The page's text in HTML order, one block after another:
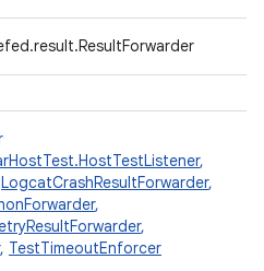
,
LogcatCrashResultForwarder,
,
,
, TestTimeoutEnforcer